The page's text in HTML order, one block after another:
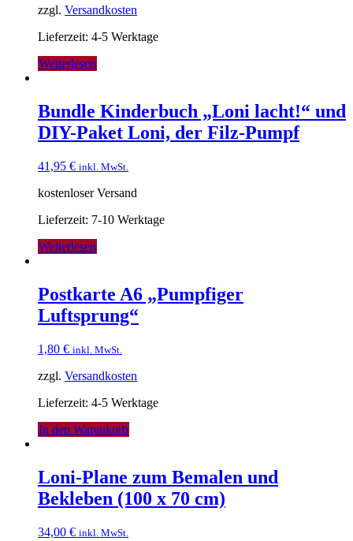
zzgl. Versandkosten
Lieferzeit: 4-5 Werktage
Weiterlesen
Bundle Kinderbuch „Loni lacht!“ und
DIY-Paket Loni, der Filz-Pumpf
41,95 € inkl. MwSt.
kostenloser Versand
Lieferzeit: 7-10 Werktage
Weiterlesen
Postkarte A6 „Pumpfiger
Luftsprung“
1,80 € inkl. MwSt.
zzgl. Versandkosten
Lieferzeit: 4-5 Werktage
In den Warenkorb
Loni-Plane zum Bemalen und
Bekleben (100 x 70 cm)
34,00 € inkl. MwSt.